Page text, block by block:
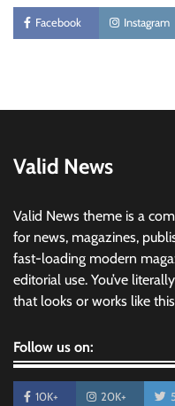
Facebook Instagram
Valid News
Valid News theme is a
for news, magazines,
fast-loading modern
editorial use. You’ve
that looks or works like
Follow us on:
10K+ 20K+